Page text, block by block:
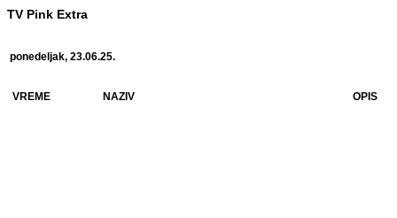
TV Pink Extra
ponedeljak, 23.06.25.
VREME NAZIV OPIS